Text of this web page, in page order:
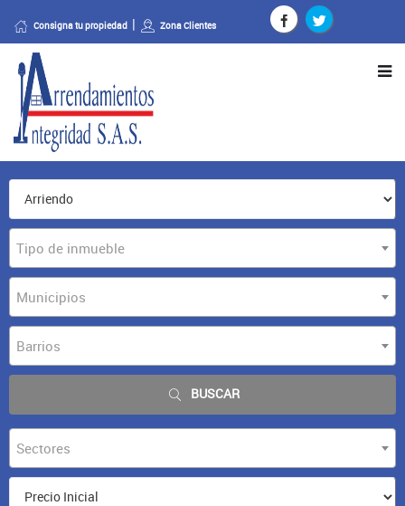
Consigna tu propiedad Zona Clientes
Tipo de inmueble
Municipios
Barrios
BUSCAR
Sectores